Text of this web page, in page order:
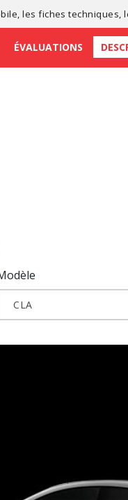
, lesfiches techniques
ÉVALUATIONS
CLA